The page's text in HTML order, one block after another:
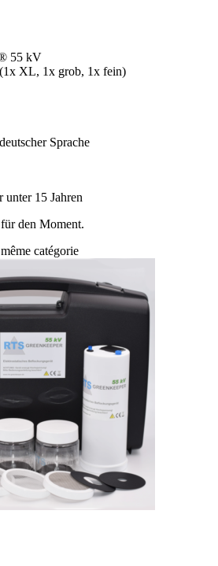
55 kV
XL, 1x grob, 1x fein)
Sprache
15 Jahren
den Moment.
catégorie